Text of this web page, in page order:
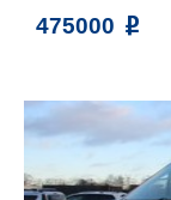
475000